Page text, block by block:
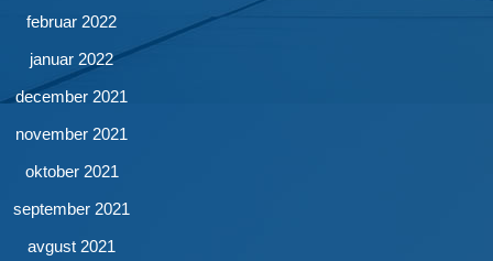
februar 2022
januar 2022
december 2021
november 2021
oktober 2021
september 2021
avgust 2021